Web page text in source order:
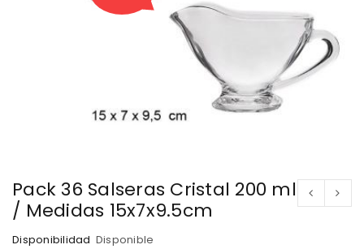
Pack 36 Salseras Cristal 200 ml
/ Medidas 15x7x9.5cm
Disponibilidad Disponible